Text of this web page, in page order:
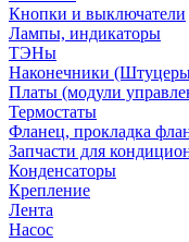
Кнопки и выключатели
Лампы, индикаторы
ТЭНы
Наконечники
Платы (модули
Термостаты
Фланец, прокладка
Запчасти для
Конденсаторы
Крепление
Лента
Насос